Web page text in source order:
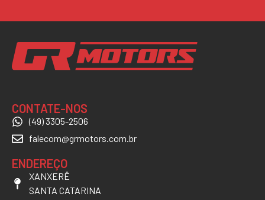
CONTATE-NOS
(49) 3305-2506
falecom@grmotors.com.br
ENDEREÇO
XANXERÊ
SANTA CATARINA